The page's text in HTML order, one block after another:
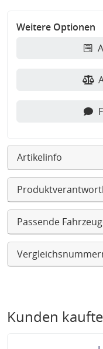
Weitere Optionen
Artikelinfo
Passende
Kunden